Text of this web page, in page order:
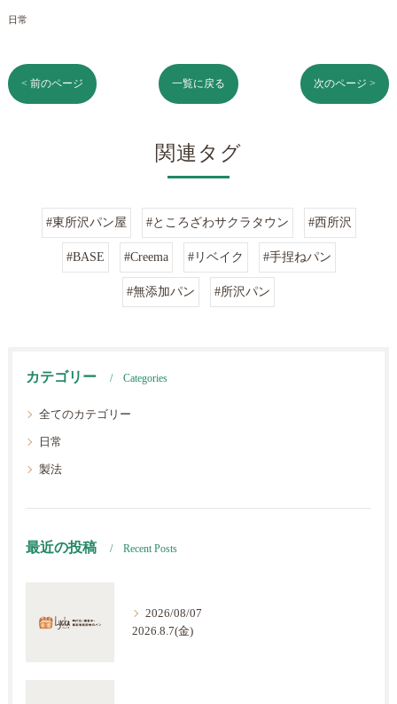
日常
< 前のページ 一覧に戻る 次のページ >
関連タグ
#東所沢パン屋 #ところざわサクラタウン #西所沢
#BASE #Creema #リベイク #手捏ねパン
#無添加パン #所沢パン
カテゴリー Categories
全てのカテゴリー
日常
製法
最近の投稿 Recent Posts
2026/08/07
2026.8.7(金)